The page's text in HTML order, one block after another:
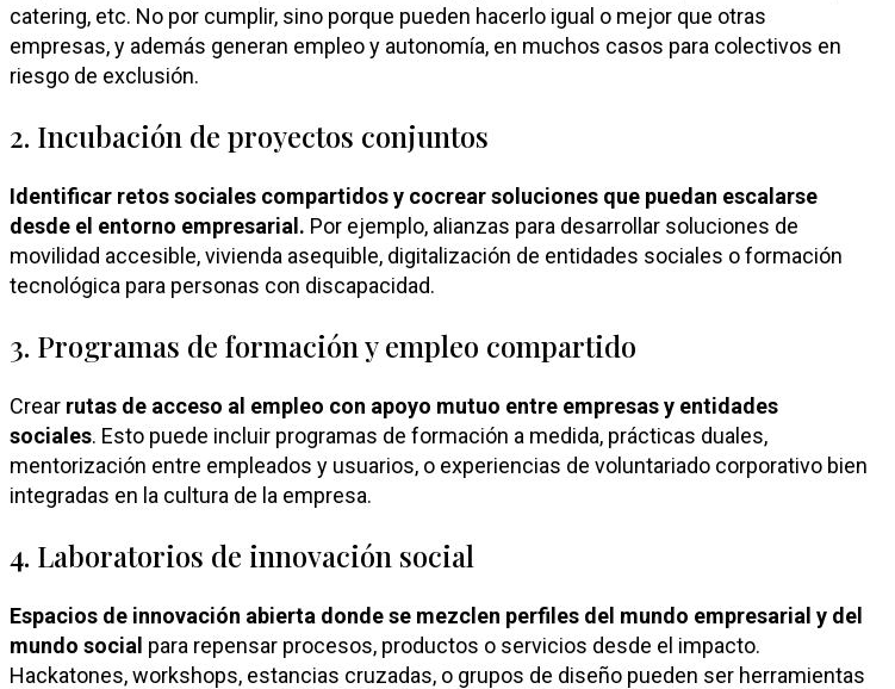
catering, etc. No por cumplir, sino porque pueden hacerlo igual o mejor que otras
empresas, y además generan empleo y autonomía, en muchos casos para colectivos en
riesgo de exclusión.
2. Incubación de proyectos conjuntos
Identificar retos sociales compartidos y cocrear soluciones que puedan escalarse
desde el entorno empresarial. Por ejemplo, alianzas para desarrollar soluciones de
movilidad accesible, vivienda asequible, digitalización de entidades sociales o formación
tecnológica para personas con discapacidad.
3. Programas de formación y empleo compartido
Crear rutas de acceso al empleo con apoyo mutuo entre empresas y entidades
sociales. Esto puede incluir programas de formación a medida, prácticas duales,
mentorización entre empleados y usuarios, o experiencias de voluntariado corporativo bien
integradas en la cultura de la empresa.
4. Laboratorios de innovación social
Espacios de innovación abierta donde se mezclen perfiles del mundo empresarial y del
mundo social para repensar procesos, productos o servicios desde el impacto.
Hackatones, workshops, estancias cruzadas, o grupos de diseño pueden ser herramientas